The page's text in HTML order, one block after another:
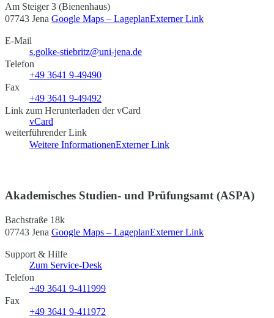
Am Steiger 3 (Bienenhaus)
07743 Jena Google Maps – LageplanExterner Link
E-Mail
s.golke-stiebritz@uni-jena.de
Telefon
+49 3641 9-49490
Fax
+49 3641 9-49492
Link zum Herunterladen der vCard
vCard
weiterführender Link
Weitere InformationenExterner Link
Akademisches Studien- und Prüfungsamt (ASPA)
Bachstraße 18k
07743 Jena Google Maps – LageplanExterner Link
Support & Hilfe
Zum Service-Desk
Telefon
+49 3641 9-411999
Fax
+49 3641 9-411972